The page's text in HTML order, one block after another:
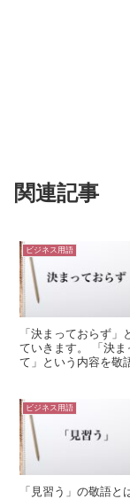
関連記事
ビジネス用語
「決まっておらず
ていきます。 「決ま
て」という内容を敬
ビジネス用語
「見習う」の敬語